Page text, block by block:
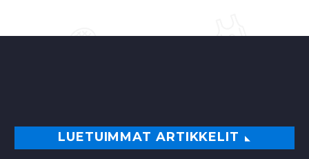
LUETUIMMAT ARTIKKELIT